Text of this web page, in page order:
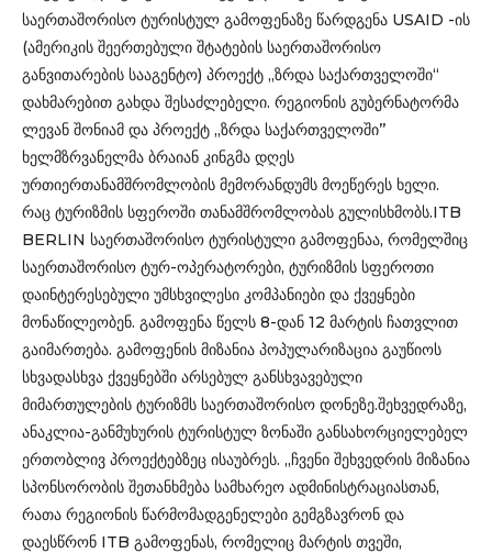
საერთაშორისო ტურისტულ გამოფენაზე წარდგენა USAID -ის
(ამერიკის შეერთებული შტატების საერთაშორისო
განვითარების სააგენტო) პროექტ „ზრდა საქართველოში“
დახმარებით გახდა შესაძლებელი. რეგიონის გუბერნატორმა
ლევან შონიამ და პროექტ ,,ზრდა საქართველოში’’
ხელმზრვანელმა ბრაიან კინგმა დღეს
ურთიერთანამშრომლობის მემორანდუმს მოეწერეს ხელი.
რაც ტურიზმის სფეროში თანამშრომლობას გულისხმობს.ITB
BERLIN საერთაშორისო ტურისტული გამოფენაა, რომელშიც
საერთაშორისო ტურ-ოპერატორები, ტურიზმის სფეროთი
დაინტერესებული უმსხვილესი კომპანიები და ქვეყნები
მონაწილეობენ. გამოფენა წელს 8-დან 12 მარტის ჩათვლით
გაიმართება. გამოფენის მიზანია პოპულარიზაცია გაუწიოს
სხვადასხვა ქვეყნებში არსებულ განსხვავებული
მიმართულების ტურიზმს საერთაშორისო დონეზე.შეხვედრაზე,
ანაკლია-განმუხურის ტურისტულ ზონაში განსახორციელებელ
ერთობლივ პროექტებზეც ისაუბრეს. „ჩვენი შეხვედრის მიზანია
სპონსორობის შეთანხმება სამხარეო ადმინისტრაციასთან,
რათა რეგიონის წარმომადგენელები გემგზავრონ და
დაესწრონ ITB გამოფენას, რომელიც მარტის თვეში,